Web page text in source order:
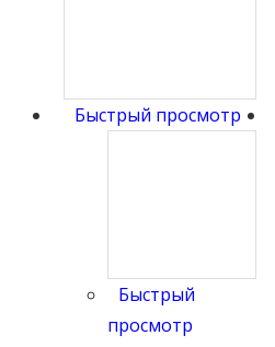
Быстрый просмотр
Быстрый
просмотр